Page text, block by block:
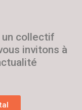
un collectif
invitons à